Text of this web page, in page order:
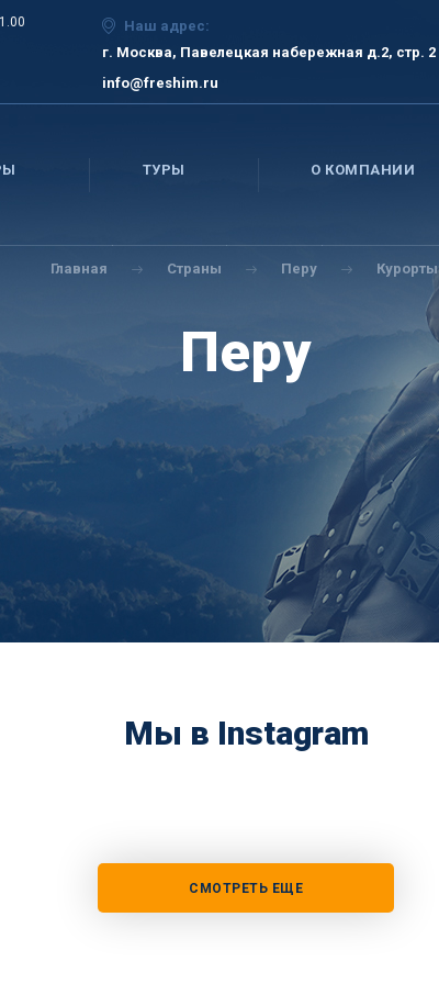
Наш адрес:
г. Москва, Павелецкая набережная д.2, стр. 2
info@freshim.ru
ТУРЫ О КОМПАНИИ
Главная Страны Перу Курорты
Перу
Мы в Instagram
СМОТРЕТЬ ЕЩЕ